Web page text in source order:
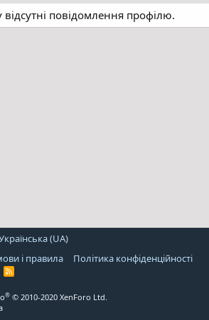
повідомлення профілю.
(UA)
і правила
Політика конфіденційності
R
® © 2010-2020 XenForo Ltd.